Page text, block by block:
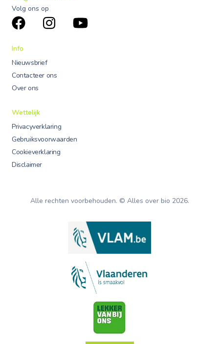
Volg ons op
Info
Nieuwsbrief
Contacteer ons
Over ons
Wettelijk
Privacyverklaring
Gebruiksvoorwaarden
Cookieverklaring
Disclaimer
Alle rechten voorbehouden. © Alles over bio 2026.